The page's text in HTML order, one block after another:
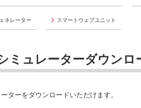
ネレーター スマートウェブユニット
ミュレーターダウンロ
ターをダウンロードいただけます。